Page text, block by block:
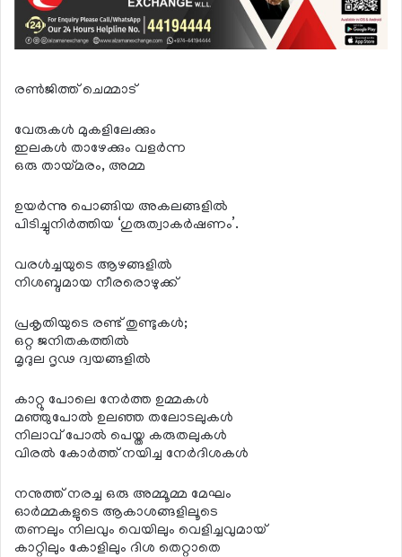
രൺജിത്ത് ചെമ്മാട്
വേരുകൾ മുകളിലേക്കും
ഇലകൾ താഴേക്കും വളർന്ന
ഒരു തായ്മരം, അമ്മ
ഉയർന്നു പൊങ്ങിയ അകലങ്ങളിൽ
പിടിച്ചുനിർത്തിയ ‘ഗുരുത്വാകർഷണം’.
വരൾച്ചയുടെ ആഴങ്ങളിൽ
നിശബ്ദമായ നീരരൊഴുക്ക്
പ്രകൃതിയുടെ രണ്ട് തുണ്ടുകൾ;
ഒറ്റ ജനിതകത്തിൽ
മൃദുല ദൃഢ ദ്വയങ്ങളിൽ
കാറ്റു പോലെ നേർത്ത ഉമ്മകൾ
മഞ്ഞുപോൽ ഉലഞ്ഞ തലോടലുകൾ
നിലാവ് പോൽ പെയ്ത കരുതലുകൾ
വിരൽ കോർത്ത് നയിച്ച നേർദിശകൾ
നനുത്ത് നരച്ച ഒരു അമ്മൂമ്മ മേഘം
ഓർമ്മകളുടെ ആകാശങ്ങളിലൂടെ
തണലും നിലവും വെയിലും വെളിച്ചവുമായ്
കാറ്റിലും കോളിലും ദിശ തെറ്റാതെ